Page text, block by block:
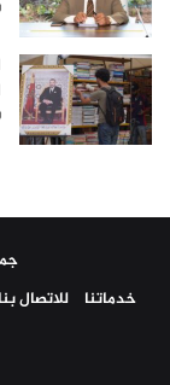
خدماتنا
للاتصال بنا